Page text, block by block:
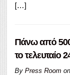
[…]
Πάνω από 500
το τελευταίο
By Press Room on